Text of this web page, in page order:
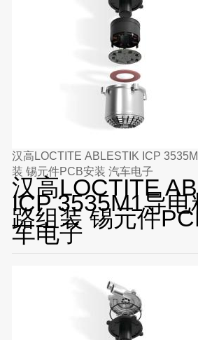
汉高LOCTITE ABLESTIK ICP
装 锡元件PCB安装 汽车电子
汉高LOCTITE
ICP 3535M1导
路组装 锡元件
车电子